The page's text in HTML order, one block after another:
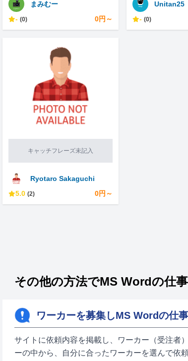
まみむー
- (0) 0円～
Unitan25
- (0)
キャッチフレーズ未記入
Ryotaro Sakaguchi
5.0 (2) 0円～
その他の方法でMS Wordの仕
ワーカーを募集しMS Wordの仕
サイトに依頼内容を掲載し、ワーカー（受注者
ーの中から、自分に合ったワーカーを選んで依